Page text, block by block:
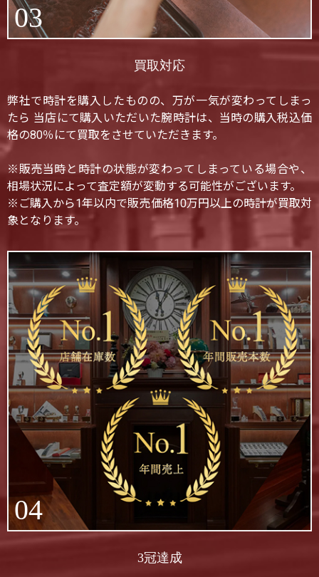
03
買取対応
弊社で時計を購入したものの、万が一気が変わってしまっ
たら 当店にて購入いただいた腕時計は、当時の購入税込価
格の80％にて買取をさせていただきます。
※販売当時と時計の状態が変わってしまっている場合や、
相場状況によって査定額が変動する可能性がございます。
※ご購入から1年以内で販売価格10万円以上の時計が買取対
象となります。
04
3冠達成